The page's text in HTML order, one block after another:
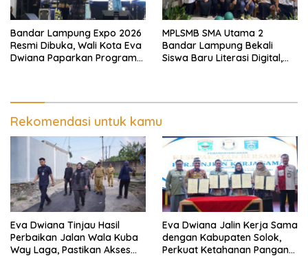
Bandar Lampung Expo 2026
Resmi Dibuka, Wali Kota Eva
Dwiana Paparkan Program
MPLSMB SMA Utama 2
Bandar Lampung Bekali
Siswa Baru Literasi Digital,
Rekomendasi untuk kamu
Eva Dwiana Tinjau Hasil
Perbaikan Jalan Wala Kuba
Way Laga, Pastikan Akses
Eva Dwiana Jalin Kerja Sama
dengan Kabupaten Solok,
Perkuat Ketahanan Pangan